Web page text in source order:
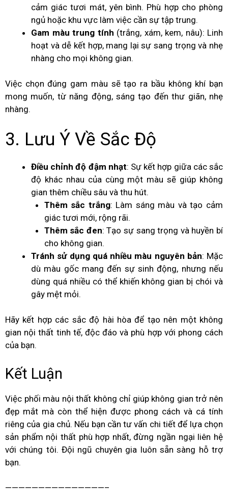
cảm giác tươi mát, yên bình. Phù hợp cho phòng
ngủ hoặc khu vực làm việc cần sự tập trung.
Gam màu trung tính (trắng, xám, kem, nâu): Linh
hoạt và dễ kết hợp, mang lại sự sang trọng và nhẹ
nhàng cho mọi không gian.
Việc chọn đúng gam màu sẽ tạo ra bầu không khí bạn
mong muốn, từ năng động, sáng tạo đến thư giãn, nhẹ
nhàng.
3. Lưu Ý Về Sắc Độ
Điều chỉnh độ đậm nhạt: Sự kết hợp giữa các sắc
độ khác nhau của cùng một màu sẽ giúp không
gian thêm chiều sâu và thu hút.
Thêm sắc trắng: Làm sáng màu và tạo cảm
giác tươi mới, rộng rãi.
Thêm sắc đen: Tạo sự sang trọng và huyền bí
cho không gian.
Tránh sử dụng quá nhiều màu nguyên bản: Mặc
dù màu gốc mang đến sự sinh động, nhưng nếu
dùng quá nhiều có thể khiến không gian bị chói và
gây mệt mỏi.
Hãy kết hợp các sắc độ hài hòa để tạo nên một không
gian nội thất tinh tế, độc đáo và phù hợp với phong cách
của bạn.
Kết Luận
Việc phối màu nội thất không chỉ giúp không gian trở nên
đẹp mắt mà còn thể hiện được phong cách và cá tính
riêng của gia chủ. Nếu bạn cần tư vấn chi tiết để lựa chọn
sản phẩm nội thất phù hợp nhất, đừng ngần ngại liên hệ
với chúng tôi. Đội ngũ chuyên gia luôn sẵn sàng hỗ trợ
bạn.
———————————————–